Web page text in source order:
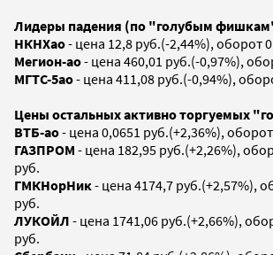
Лидеры падения (по "голубым
НКНХао- цена 12,8 руб.(-2,44%), оборот
Мегион-ао- цена 460,01 руб.(-0,97%),
МГТС-5ао- цена 411,08 руб.(-0,94%),
Цены остальных активно торгуемых
ВТБ-ао- цена 0,0651 руб.(+2,36%),
ГАЗПРОМ - цена 182,95 руб.(+2,26%),
руб.
ГМКНорНик - цена 4174,7 руб.(+2,57%),
руб.
ЛУКОЙЛ - цена 1741,06 руб.(+2,66%),
руб.